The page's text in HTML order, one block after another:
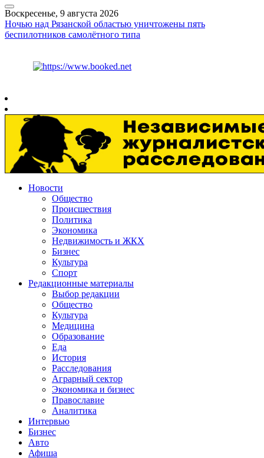
Воскресенье, 9 августа 2026
Ночью над Рязанской областью уничтожены пять
беспилотников самолётного типа
Новости
Общество
Происшествия
Политика
Экономика
Недвижимость и ЖКХ
Бизнес
Культура
Спорт
Редакционные материалы
Выбор редакции
Общество
Культура
Медицина
Образование
Еда
История
Расследования
Аграрный сектор
Экономика и бизнес
Православие
Аналитика
Интервью
Бизнес
Авто
Афиша